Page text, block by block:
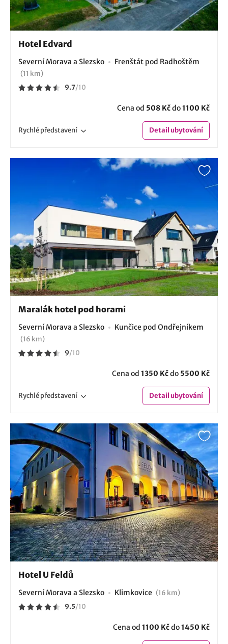
Hotel Edvard
Severní Morava a Slezsko Frenštát pod Radhoštěm
(11 km)
9.7/10
Cena od 508 Kčdo1100 Kč
Rychlépředstavení Detailubytování
Maralák hotel pod horami
Severní Morava a Slezsko Kunčice pod Ondřejníkem
(16 km)
9/10
Cena od 1350 Kčdo 5500 Kč
Rychlépředstavení Detailubytování
Hotel U Feldů
Severní Morava a Slezsko Klimkovice (16 km)
9.5/10
Cena od 1100 Kčdo1450 Kč